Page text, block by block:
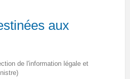
aux
de l'information légale et